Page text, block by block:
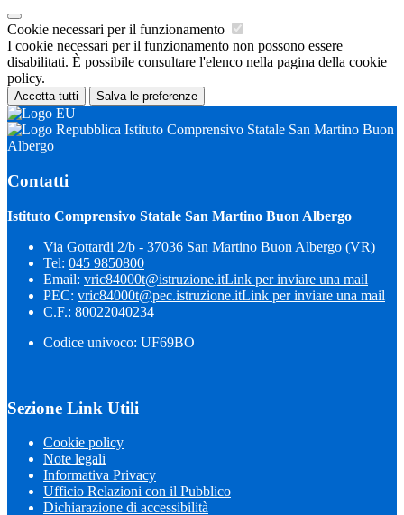
Cookie necessari per il funzionamento
I cookie necessari per il funzionamento non possono essere
disabilitati. È possibile consultare l'elenco nella pagina della cookie
policy.
Accetta tutti Salva le preferenze
Istituto Comprensivo Statale San Martino Buon
Albergo
Contatti
Istituto Comprensivo Statale San Martino Buon Albergo
Via Gottardi 2/b - 37036 San Martino Buon Albergo (VR)
Tel: 045 9850800
Email: vric84000t@istruzione.itLink per inviare una mail
PEC: vric84000t@pec.istruzione.itLink per inviare una mail
C.F.: 80022040234
Codice univoco: UF69BO
Sezione Link Utili
Cookie policy
Note legali
Informativa Privacy
Ufficio Relazioni con il Pubblico
Dichiarazione di accessibilità